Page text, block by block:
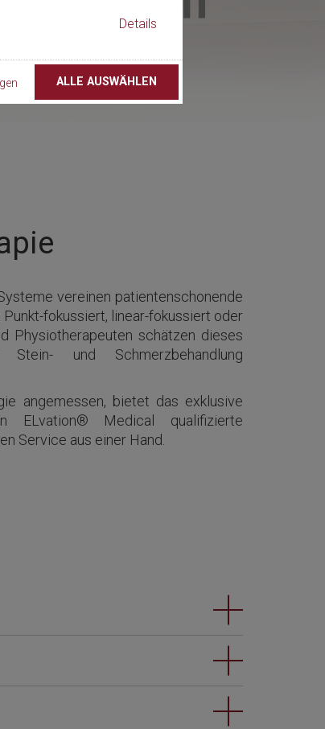
Details
ALLE AUSWÄHLEN
vereinen patientenschonende
fokussiert, linear-fokussiert oder
Physiotherapeuten schätzen dieses
und Schmerzbehandlung
angemessen, bietet das exklusive
ELvation® Medical qualifizierte
Service aus einer Hand.